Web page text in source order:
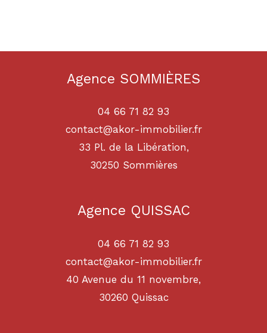
Agence SOMMIÈRES
04 66 71 82 93
contact@akor-immobilier.fr
33 Pl. de la Libération,
30250
sommières
Agence QUISSAC
04 66 71 82 93
contact@akor-immobilier.fr
40 Avenue du 11 novembre,
30260
quissac